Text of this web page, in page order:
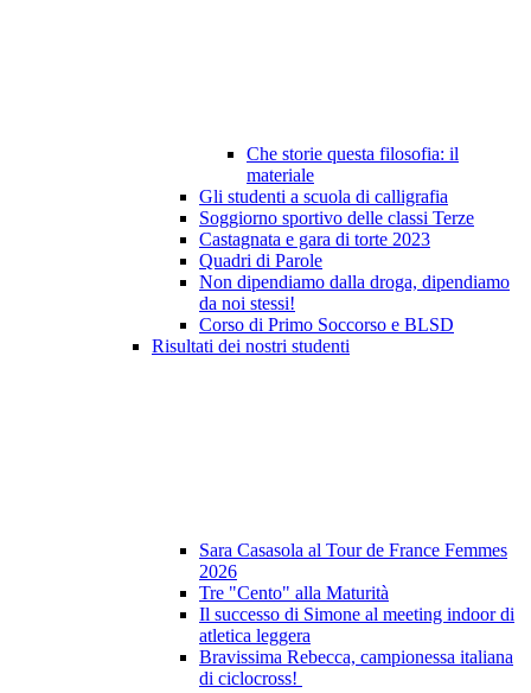
Che storie questa filosofia: il
materiale
Gli studenti a scuola di calligrafia
Soggiorno sportivo delle classi Terze
Castagnata e gara di torte 2023
Quadri di Parole
Non dipendiamo dalla droga, dipendiamo
da noi stessi!
Corso di Primo Soccorso e BLSD
Risultati dei nostri studenti
Sara Casasola al Tour de France Femmes
2026
Tre "Cento" alla Maturità
Il successo di Simone al meeting indoor di
atletica leggera
Bravissima Rebecca, campionessa italiana
di ciclocross!